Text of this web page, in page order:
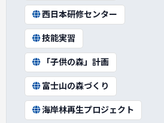
西日本研修センター
技能実習
「子供の森」計画
富士山の森づくり
海岸林再生プロジェクト